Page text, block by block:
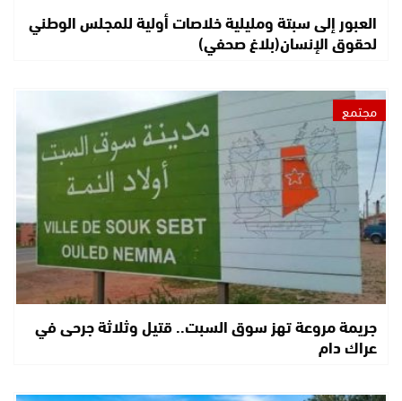
العبور إلى سبتة ومليلية خلاصات أولية للمجلس الوطني
لحقوق الإنسان(بلاغ صحفي)
مجتمع
جريمة مروعة تهز سوق السبت.. قتيل وثلاثة جرحى في
عراك دام